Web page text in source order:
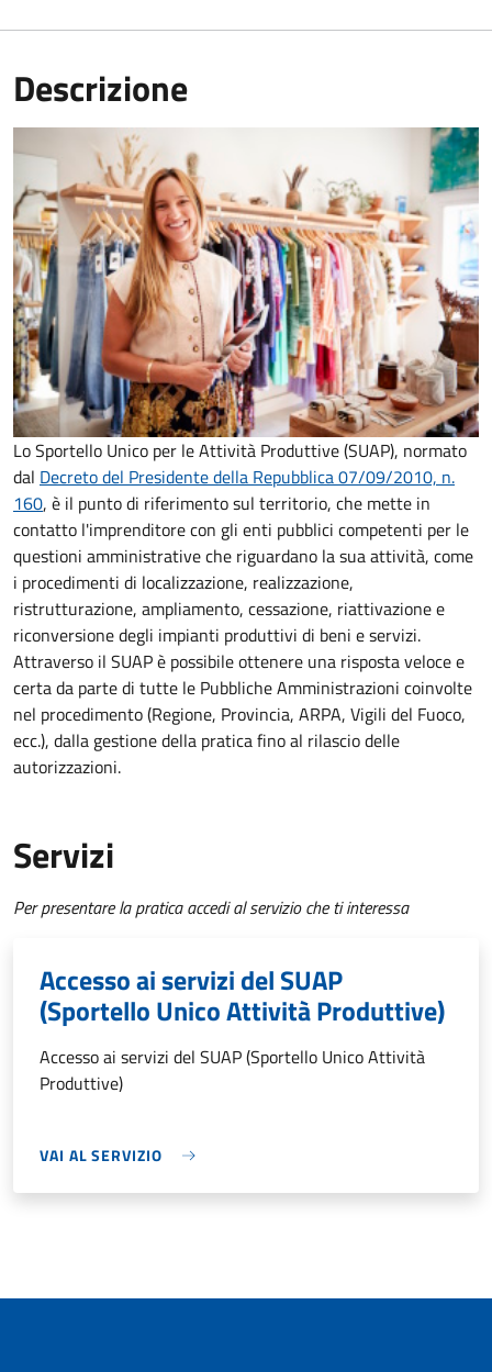
Descrizione
Lo Sportello Unico per le Attività Produttive (SUAP), normato
dal Decreto del Presidente della Repubblica 07/09/2010, n.
160, è il punto di riferimento sul territorio, che mette in
contatto l'imprenditore con gli enti pubblici competenti per le
questioni amministrative che riguardano la sua attività, come
i procedimenti di localizzazione, realizzazione,
ristrutturazione, ampliamento, cessazione, riattivazione e
riconversione degli impianti produttivi di beni e servizi.
Attraverso il SUAP è possibile ottenere una risposta veloce e
certa da parte di tutte le Pubbliche Amministrazioni coinvolte
nel procedimento (Regione, Provincia, ARPA, Vigili del Fuoco,
ecc.), dalla gestione della pratica fino al rilascio delle
autorizzazioni.
Servizi
Per presentare la pratica accedi al servizio che ti interessa
Accesso ai servizi del SUAP
(Sportello Unico Attività Produttive)
Accesso ai servizi del SUAP (Sportello Unico Attività
Produttive)
VAI AL SERVIZIO